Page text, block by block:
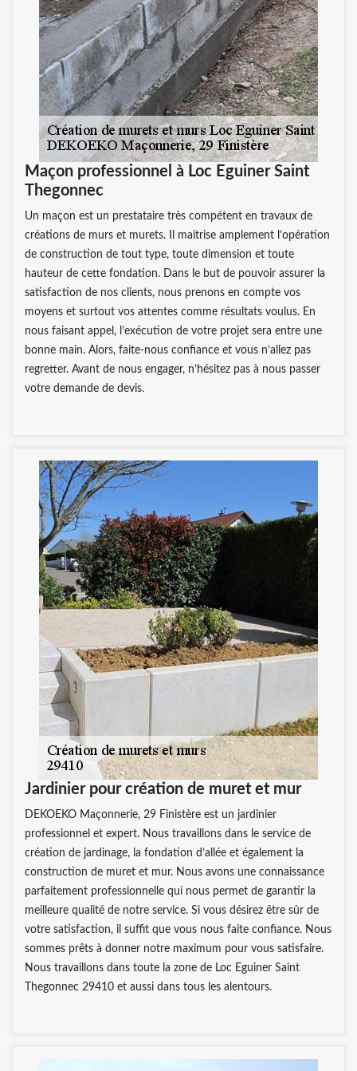
Maçon professionnel à Loc Eguiner Saint
Thegonnec
Un maçon est un prestataire très compétent en travaux de
créations de murs et murets. Il maitrise amplement l’opération
de construction de tout type, toute dimension et toute
hauteur de cette fondation. Dans le but de pouvoir assurer la
satisfaction de nos clients, nous prenons en compte vos
moyens et surtout vos attentes comme résultats voulus. En
nous faisant appel, l’exécution de votre projet sera entre une
bonne main. Alors, faite-nous confiance et vous n’allez pas
regretter. Avant de nous engager, n’hésitez pas à nous passer
votre demande de devis.
Jardinier pour création de muret et mur
DEKOEKO Maçonnerie, 29 Finistère est un jardinier
professionnel et expert. Nous travaillons dans le service de
création de jardinage, la fondation d’allée et également la
construction de muret et mur. Nous avons une connaissance
parfaitement professionnelle qui nous permet de garantir la
meilleure qualité de notre service. Si vous désirez être sûr de
votre satisfaction, il suffit que vous nous faite confiance. Nous
sommes prêts à donner notre maximum pour vous satisfaire.
Nous travaillons dans toute la zone de Loc Eguiner Saint
Thegonnec 29410 et aussi dans tous les alentours.